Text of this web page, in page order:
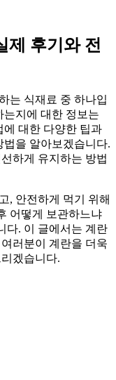
제 후기와 전
는 식재료 중 하나입
는지에 대한 정보는
에 대한 다양한 팁과
을 알아보겠습니다.
하게 유지하는 방법
, 안전하게 먹기 위해
어떻게 보관하느냐
다. 이 글에서는 계란
러분이 계란을 더욱
겠습니다.